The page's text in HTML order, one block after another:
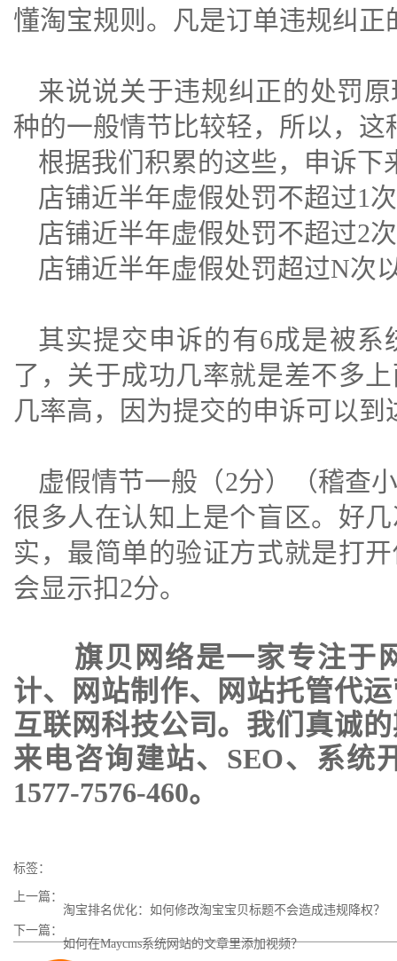
懂淘宝规则。凡是订单违规纠正
来说说关于违规纠正的处罚
种的一般情节比较轻，所以，
根据我们积累的这些，申诉下
店铺近半年虚假处罚不超过1
店铺近半年虚假处罚不超过2
店铺近半年虚假处罚超过N次
其实提交申诉的有6成是被
了，关于成功几率就是差不多
几率高，因为提交的申诉可以
虚假情节一般（2分）（稽查
很多人在认知上是个盲区。好
实，最简单的验证方式就是打
会显示扣2分。
旗贝网络是一家专注于
计、 网站制作、
网站托管代
互联网科技公司。我们真诚
来电咨询建站、SEO、系统
1577-7576-460。
标签：
上一篇： 淘宝排名优化：如何修改淘宝宝贝标题不会造成违规降权？
下一篇：如何在Maycms系统网站的文章里添加视频？